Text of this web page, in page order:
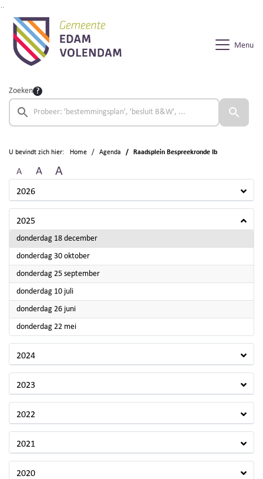
Menu
Zoeken
U bevindt zich hier: Home Agenda Raadsplein Bespreekronde Ib
A A A
2026
2025
donderdag 18 december2025
donderdag 30 oktober2025
donderdag 25 september2025
donderdag 10 juli2025
donderdag 26 juni2025
donderdag 22 mei2025
2024
2023
2022
2021
2020